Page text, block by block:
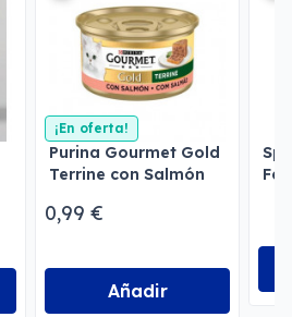
¡En oferta!
Purina Gourmet Gold
Terrine con Salmón
0,99 €
Añadir